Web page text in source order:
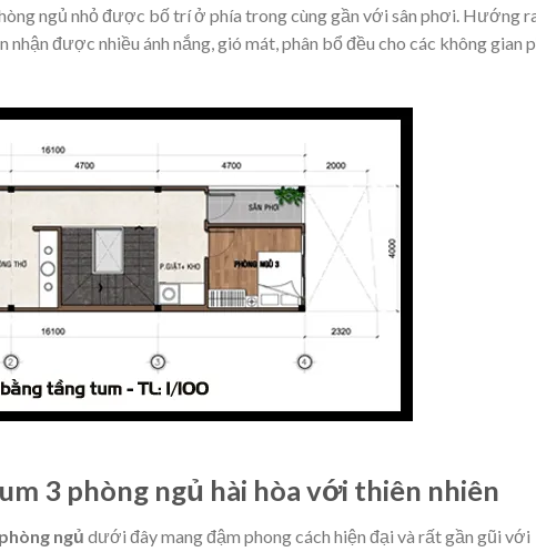
ngủ nhỏ được bố trí ở phía trong cùng gần với sân phơi. Hướng
được nhiều ánh nắng, gió mát, phân bổ đều cho các không gian
3 phòng ngủ hài hòa với thiên nhiên
ngủ dưới đây mang đậm phong cách hiện đại và rất gần gũi với